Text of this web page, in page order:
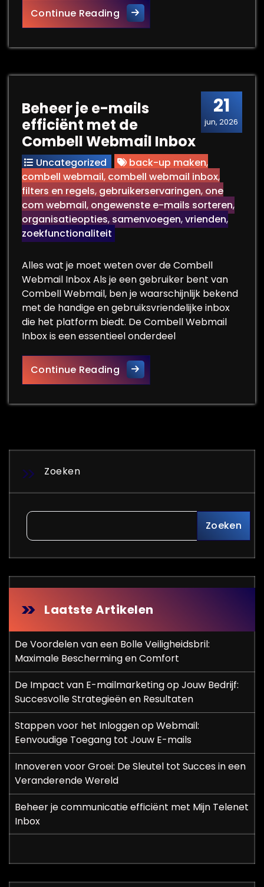
Continue ReadingAlles over efficiënte e-
21
jun, 2026
Beheer je e-mails
efficiënt met de
Combell Webmail Inbox
Uncategorized back-up maken,
combell webmail, combell webmail inbox,
filters en regels, gebruikerservaringen, one
com webmail, ongewenste e-mails sorteren,
organisatieopties, samenvoegen,vrienden,
zoekfunctionaliteit
Alles wat je moet weten over de Combell
Webmail Inbox Als je een gebruiker bent van
Combell Webmail, ben je waarschijnlijk bekend
met de handige en gebruiksvriendelijke inbox
die het platform biedt. De Combell Webmail
Inbox is een essentieel onderdeel
Continue ReadingBeheer je e-mails efficiënt
Zoeken
Zoeken
Laatste Artikelen
De Voordelen van een Bolle Veiligheidsbril:
Maximale Bescherming en Comfort
De Impact van E-mailmarketing op Jouw Bedrijf:
Succesvolle Strategieën en Resultaten
Stappen voor het Inloggen op Webmail:
Eenvoudige Toegang tot Jouw E-mails
Innoveren voor Groei: De Sleutel tot Succes in een
Veranderende Wereld
Beheer je communicatie efficiënt met Mijn Telenet
Inbox